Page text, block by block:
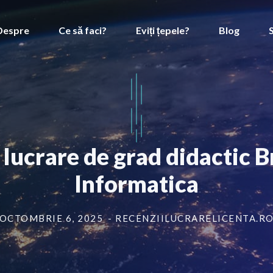
Ce să faci? Eviți țepele? Blog
de grad didactic
Informatica
OCTOMBRIE 6, 2025 -